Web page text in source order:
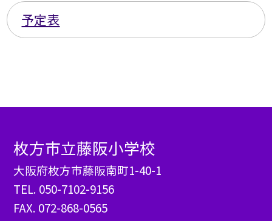
予定表
枚方市立藤阪小学校
大阪府枚方市藤阪南町1-40-1
TEL. 050-7102-9156
FAX. 072-868-0565